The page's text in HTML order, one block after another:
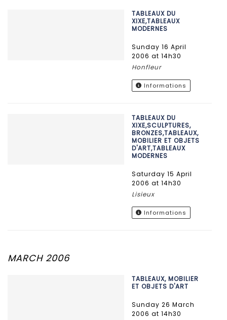
TABLEAUX DU
XIXE,TABLEAUX
MODERNES
Sunday 16 April
2006 at 14h30
Honfleur
Informations
TABLEAUX DU
XIXE,SCULPTURES,
BRONZES,TABLEAUX,
MOBILIER ET OBJETS
D'ART,TABLEAUX
MODERNES
Saturday 15 April
2006 at 14h30
Lisieux
Informations
MARCH 2006
TABLEAUX, MOBILIER
ET OBJETS D'ART
Sunday 26 March
2006 at 14h30